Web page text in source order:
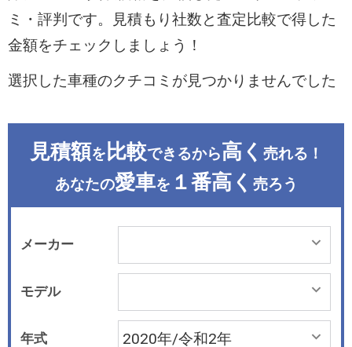
ミ・評判です。見積もり社数と査定比較で得した
金額をチェックしましょう！
選択した車種のクチコミが見つかりませんでした
見積額を 比較できるから高く 売れる！
あなたの愛車を １番高く 売ろう
メーカー
モデル
年式